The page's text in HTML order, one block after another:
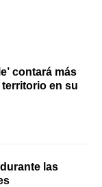
contará más
en su
las